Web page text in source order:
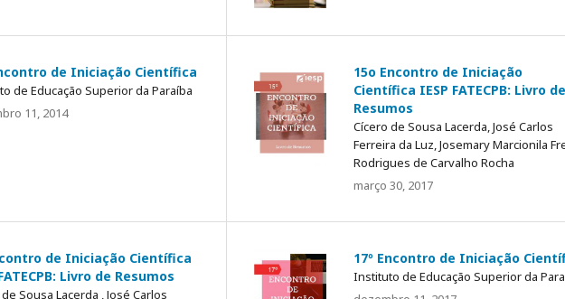
de Iniciação Científica
de Educação Superior da Paraíba
11, 2014
15o Encontro de Iniciação
Científica IESP FATECPB: Livro de
Resumos
Cícero de Sousa Lacerda, José Carlos
Ferreira da Luz, Josemary Marcionila
Rodrigues de Carvalho Rocha
março 30, 2017
de Iniciação Científica
Livro de Resumos
Sousa Lacerda , José Carlos
17º Encontro de Iniciação
Instituto de Educação Superior da